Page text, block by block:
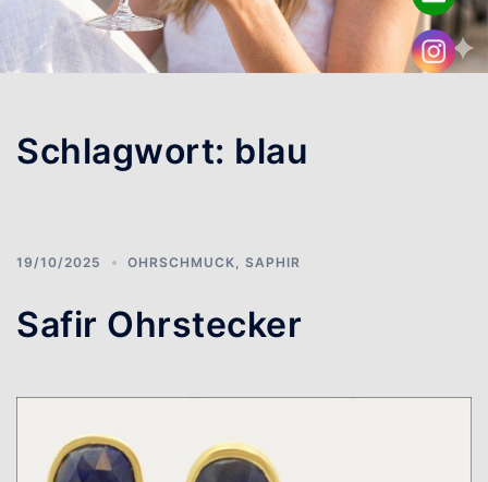
Schlagwort: blau
19/10/2025 OHRSCHMUCK SAPHIR
Safir Ohrstecker